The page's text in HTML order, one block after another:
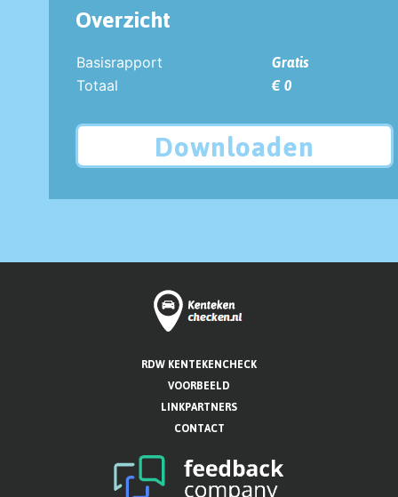
Overzicht
Basisrapport
Gratis
Totaal
€ 0
Downloaden
RDW KENTEKENCHECK
VOORBEELD
LINKPARTNERS
CONTACT